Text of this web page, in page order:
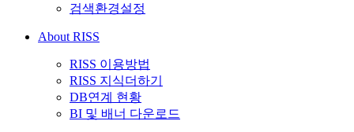
검색환경설정
About RISS
RISS 이용방법
RISS 지식더하기
DB연계 현황
BI 및 배너 다운로드